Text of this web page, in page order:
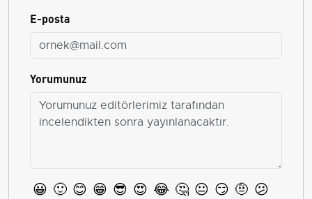
E-posta
Yorumunuz
😀 🙂 😊 😁 😎 😍 😂 🤔 😐 😏 🤨 😕